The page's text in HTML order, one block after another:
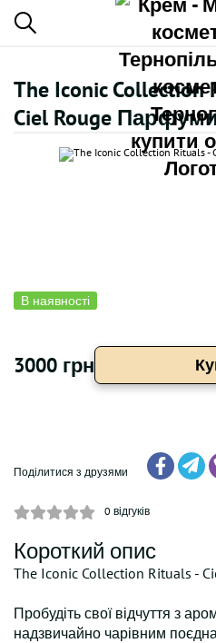
The Iconic Collection
Ciel Rouge
В наявності
3000 грн
Поділитися з друзями
0 відгуків
Короткий опис
The Iconic Collection Rituals -
Пробудіть свої відчуття з
надзвичайно чарівним